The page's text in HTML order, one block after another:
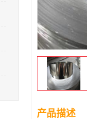
产品描述